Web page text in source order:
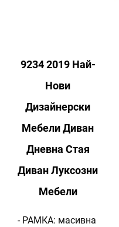
9234 2019 Най-
Нови
Дизайнерски
Мебели Диван
Дневна Стая
Диван Луксозни
Мебели
- РАМКА: масивна